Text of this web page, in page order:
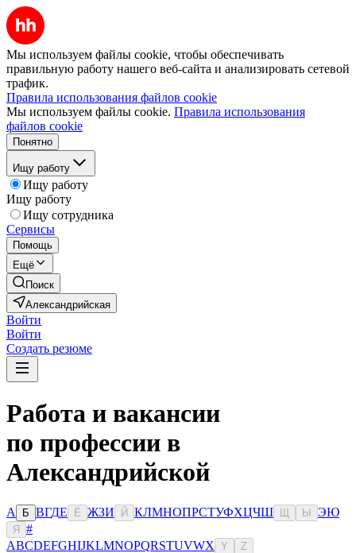
Мы используем файлы cookie, чтобы обеспечивать
правильную работу нашего веб-сайта и анализировать сетевой
трафик.
Правила использования файлов cookie
Мы используем файлы cookie. Правила использования
файлов cookie
Понятно
Ищу работу
Ищу работу
Ищу работу
Ищу сотрудника
Сервисы
Помощь
Ещё
Поиск
Александрийская
Войти
Войти
Создать резюме
Работа и вакансии
по профессии в
Александрийской
А Б ВГДЕ Ё ЖЗИ Й КЛМНОПРСТУФХЦЧШ Ы ЭЮ
Я
#
ABCDEFGHIJKLMNOPQRSTUVWX Y Z